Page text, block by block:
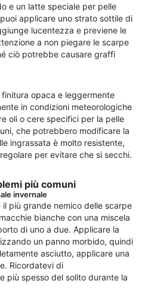
e un latte speciale per pelle
applicare uno strato sottile di
lucentezza e previene le
a non piegare le scarpe
ciò potrebbe causare graffi
opaca e leggermente
in condizioni meteorologiche
oli o cere specifici per la pelle
che potrebbero modificare la
ingrassata è molto resistente,
per evitare che si secchi.
più comuni
invernale
il più grande nemico delle scarpe
bianche con una miscela
di uno a due. Applicare la
un panno morbido, quindi
asciutto, applicare una
Ricordatevi di
più spesso del solito durante la